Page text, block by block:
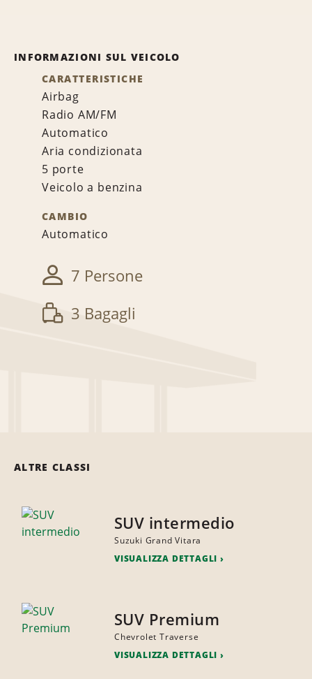
INFORMAZIONI SUL VEICOLO
CARATTERISTICHE
Airbag
Radio AM/FM
Automatico
Aria condizionata
5 porte
Veicolo a benzina
CAMBIO
Automatico
7 Persone
3 Bagagli
ALTRE CLASSI
SUV intermedio
Suzuki Grand Vitara
VISUALIZZA DETTAGLI
SUV Premium
Chevrolet Traverse
VISUALIZZA DETTAGLI